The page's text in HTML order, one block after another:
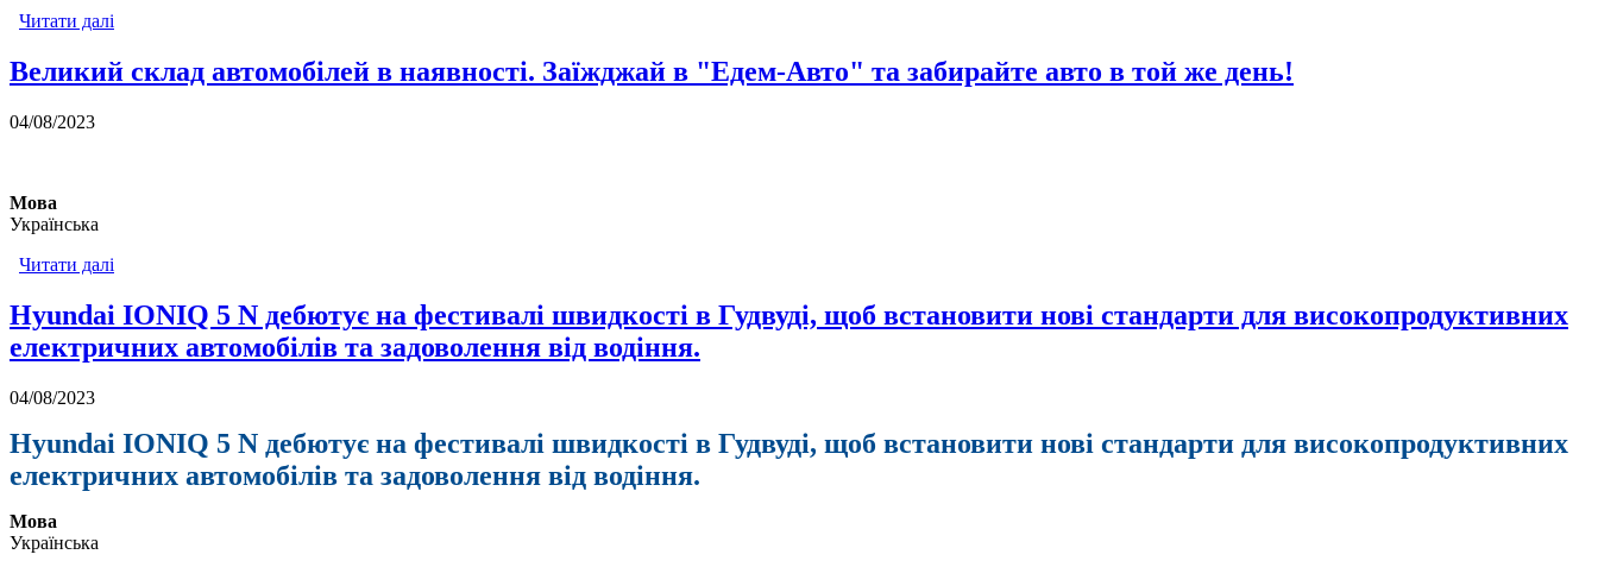
Читати далі
Великий склад автомобілей в наявності. Заїжджай в "Едем-Авто" та забирайте авто в той же день!
04/08/2023
Мова
Українська
Читати далі
Hyundai IONIQ 5 N дебютує на фестивалі швидкості в Гудвуді, щоб встановити нові стандарти для високопродуктивних
електричних автомобілів та задоволення від водіння.
04/08/2023
Hyundai IONIQ 5 N дебютує на фестивалі швидкості в Гудвуді, щоб встановити нові стандарти для високопродуктивних
електричних автомобілів та задоволення від водіння.
Мова
Українська